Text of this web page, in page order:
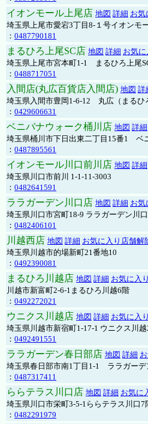
イオンモール上尾店 地図 詳細 お気
埼玉県上尾市愛宕3丁目8-１号イオンモ
： 0487790181
まるひろ上尾SC店 地図 詳細 お気
埼玉県上尾市宮本町1-1 まるひろ上尾
： 0488717051
入間店(丸広百貨店入間店) 地図 詳
埼玉県入間市豊岡1-6-12 丸広（まるひ
： 0429606631
ベニバナウォーク桶川店 地図 詳細
埼玉県桶川市下日出東二丁目15番1 ベ
： 0487895561
イオンモール川口前川店 地図 詳細
埼玉県川口市前川 1-1-11-3003
： 0482641591
ララガーデン川口店 地図 詳細 お気
埼玉県川口市宮町18-9 ララガーデン川
： 0482406101
川越西店 地図 詳細 お気に入り店舗解
埼玉県川越市的場新町21番地10
： 0492390081
まるひろ川越店 地図 詳細 お気に入
川越市新富町2-6-1まるひろ川越6階
： 0492272021
ウニクス川越店 地図 詳細 お気に入
埼玉県川越市新宿町1-17-1 ウニクス川越
： 0492491551
ララガーデン春日部店 地図 詳細
埼玉県春日部市南1丁目1-1 ララガーデ
： 0487317411
ららテラス川口店 地図 詳細 お気に
埼玉県川口市栄町3-5-1ららテラス川口7
： 0482291979